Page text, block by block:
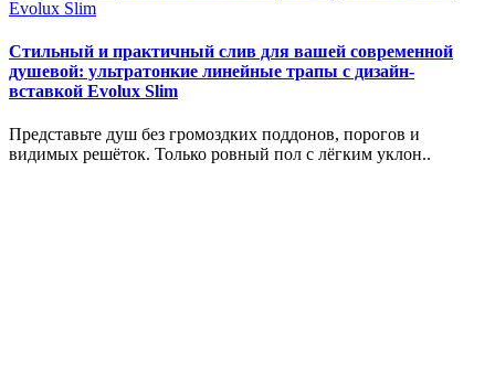
Стильный и практичный слив для вашей современной
душевой: ультратонкие линейные трапы с дизайн-
вставкой Evolux Slim
Представьте душ без громоздких поддонов, порогов и
видимых решёток. Только ровный пол с лёгким уклон..